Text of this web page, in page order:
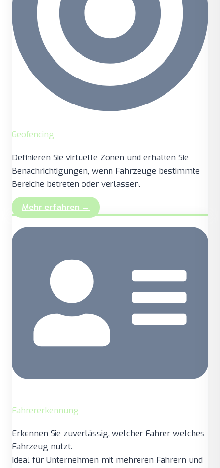
Geofencing
Definieren Sie virtuelle Zonen und erhalten Sie
Benachrichtigungen, wenn Fahrzeuge bestimmte
Bereiche betreten oder verlassen.
Mehr erfahren →
Fahrererkennung
Erkennen Sie zuverlässig, welcher Fahrer welches
Fahrzeug nutzt.
Ideal für Unternehmen mit mehreren Fahrern und